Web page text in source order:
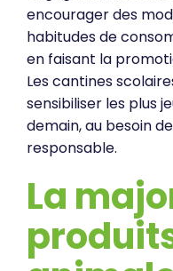
encourager des
habitudes de
en faisant la
Les cantines
sensibiliser les plus
demain, au besoin
responsable.
La